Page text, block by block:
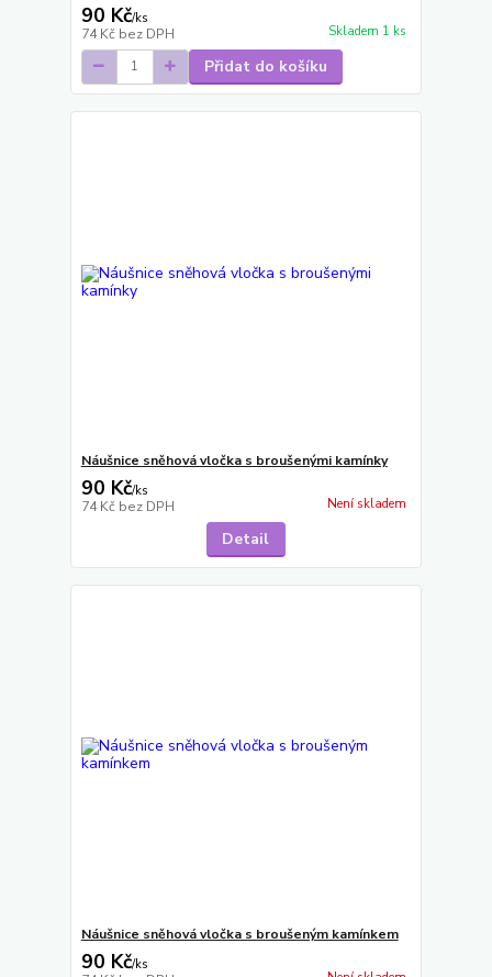
90 Kč/ks
74 Kč bez DPH Skladem 1 ks
Přidat do košíku
Náušnice sněhová vločka s broušenými kamínky
90 Kč/ks
74 Kč bez DPH Není skladem
Detail
Náušnice sněhová vločka s broušeným kamínkem
90 Kč/ks